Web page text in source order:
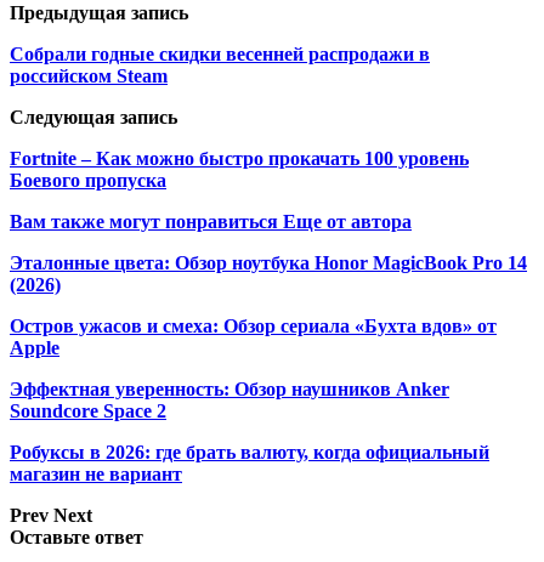
Предыдущая запись
Собрали годные скидки весенней распродажи в
российском Steam
Следующая запись
Fortnite – Как можно быстро прокачать 100 уровень
Боевого пропуска
Вам также могут понравиться Еще от автора
Эталонные цвета: Обзор ноутбука Honor MagicBook Pro 14
(2026)
Остров ужасов и смеха: Обзор сериала «Бухта вдов» от
Apple
Эффектная уверенность: Обзор наушников Anker
Soundcore Space 2
Робуксы в 2026: где брать валюту, когда официальный
магазин не вариант
Prev Next
Оставьте ответ